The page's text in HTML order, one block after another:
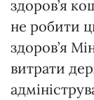
здоров’я
не робити
здоров’я
витрати